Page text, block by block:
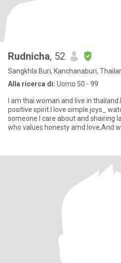
Rudnicha, 52
Sangkhla Buri, Kanchanaburi,
Alla ricerca di: Uomo 50 - 99
I am thai woman and live in
positive spirit.I love simple joys_
someone I care about and shairing laughter.I hope to meet a man
who values honesty amd love,And